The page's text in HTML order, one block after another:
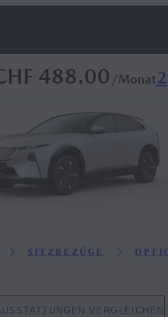
488.00 /Monat2
SITZBEZÜGE
VERGLEICHEN